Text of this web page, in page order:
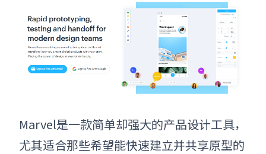
Marvel是一款简单却强大的产品设计工具，
尤其适合那些希望能快速建立并共享原型的